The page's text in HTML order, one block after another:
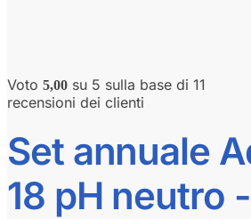
Voto 5,00 su 5 sulla base di 11
recensioni dei clienti
Set annuale
18 pH neutro